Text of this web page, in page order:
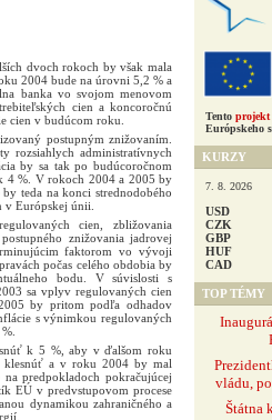
dvoch rokoch by však mala
2004 bude na úrovni 5,2 % a
banka vo svojom menovom
cien a koncoročnú
cien v budúcom roku.
postupným znižovaním.
rozsiahlych administratívnych
by sa tak po budúcoročnom
4 %. V rokoch 2004 a 2005 by
teda na konci strednodobého
v Európskej únii.
cien, zbližovania
znižovania jadrovej
faktorom vo vývoji
počas celého obdobia by
bodu. V súvislosti s
sa vplyv regulovaných cien
by pritom podľa odhadov
s výnimkou regulovaných
k 5 %, aby v ďalšom roku
klesnúť a v roku 2004 by mal
predpokladoch pokračujúcej
EÚ v predvstupovom procese
dynamikou zahraničného a
Tento projekt
Európskeho
KURZY
7. 8. 2026
USD
CZK
GBP
HUF
CAD
TOP TÉMY
vládu,
Štátna